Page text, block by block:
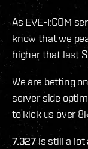
As EVE-I:COM
know that we
higher that last
We are betting
server side
to kick us over
7.327is still a lot